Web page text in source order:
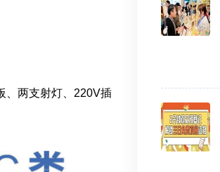
、两支射灯、220V插